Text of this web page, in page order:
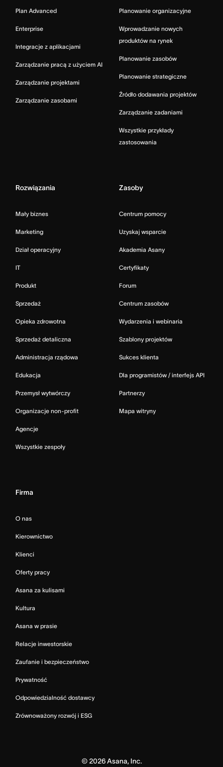
Plan Advanced
Enterprise
Integracje z aplikacjami
Zarządzanie pracą z użyciem AI
Zarządzanie projektami
Zarządzanie zasobami
Planowanie organizacyjne
Wprowadzanie nowych
produktów na rynek
Planowanie zasobów
Planowanie strategiczne
Źródło dodawania projektów
Zarządzanie zadaniami
Wszystkie przykłady
zastosowania
Rozwiązania
Mały biznes
Marketing
Dział operacyjny
IT
Produkt
Sprzedaż
Opieka zdrowotna
Sprzedaż detaliczna
Administracja rządowa
Edukacja
Przemysł wytwórczy
Organizacje non-profit
Agencje
Wszystkie zespoły
Zasoby
Centrum pomocy
Uzyskaj wsparcie
Akademia Asany
Certyfikaty
Forum
Centrum zasobów
Wydarzenia i webinaria
Szablony projektów
Sukces klienta
Dla programistów / interfejs API
Partnerzy
Mapa witryny
Firma
O nas
Kierownictwo
Klienci
Oferty pracy
Asana za kulisami
Kultura
Asana w prasie
Relacje inwestorskie
Zaufanie i bezpieczeństwo
Prywatność
Odpowiedzialność dostawcy
Zrównoważony rozwój i ESG
© 2026Asana, Inc.